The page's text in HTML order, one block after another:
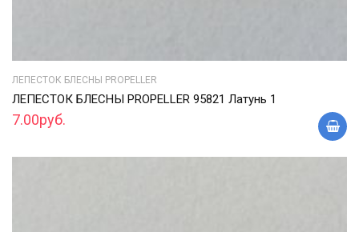
ЛЕПЕСТОК БЛЕСНЫ PROPELLER
ЛЕПЕСТОК БЛЕСНЫ PROPELLER 95821 Латунь 1
7.00руб.